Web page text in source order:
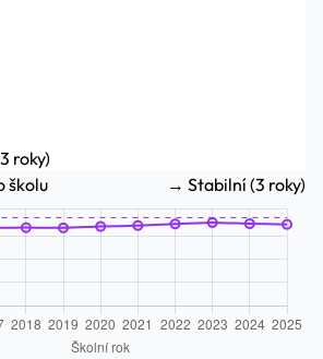
roky)
školu
→ Stabilní (3 roky)